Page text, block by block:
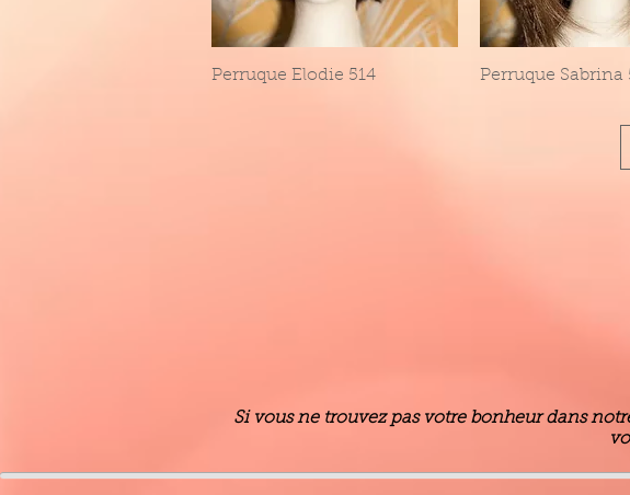
Aperçu rapide
Perruque Elodie 514 Aperçu
Perruque Sabrina
Si vous ne trouvez pas votre bonheur dans